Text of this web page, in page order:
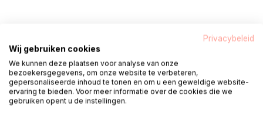
Bonjour, je m'appelle Fred. Mes collègues
et moi sommes debouttous les jours
ouvrables de 08h00 à 18h00prêt pour
toi.
Privacybeleid
Wij gebruiken cookies
We kunnen deze plaatsen voor analyse van onze
bezoekersgegevens, om onze website te verbeteren,
gepersonaliseerde inhoud te tonen en om u een geweldige website-
ervaring te bieden. Voor meer informatie over de cookies die we
gebruiken opent u de instellingen.